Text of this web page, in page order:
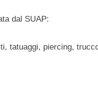
dal SUAP:
tatuaggi, piercing,